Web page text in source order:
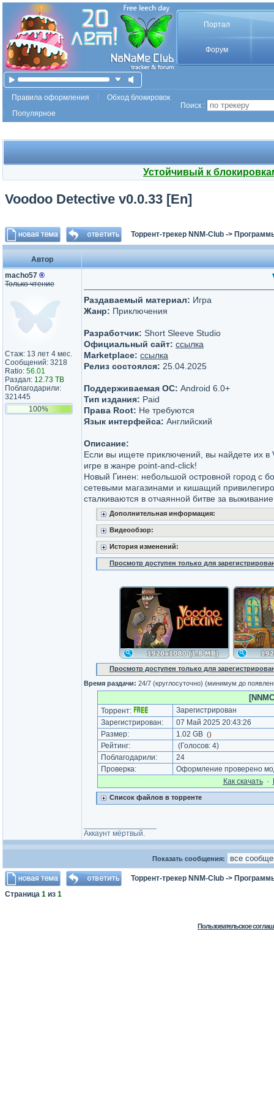
Портал
Форум
Правила оформления
Обход блокировок
Популярное
Поиск :
Устойчивый к
Voodoo Detective v0.0.33 [En]
Торрент-трекер NNM-Club ->
Автор
macho57 ®
Только чтение
Стаж: 13 лет 4 мес.
Сообщений: 3218
Ratio: 56.01
Раздал: 12.73 TB
Поблагодарили:
321445
100%
Раздаваемый материал: Игра
Жанр: Приключения
Разработчик: Short Sleeve Studio
Официальный сайт: ссылка
Marketplace: ссылка
Релиз состоялся: 25.04.2025
Поддерживаемая ОС: Android 6.0+
Тип издания: Paid
Права Root: Не требуются
Язык интерфейса: Английский
Описание:
Если вы ищете приключений, вы найдете их в
игре в жанре point-and-click!
Новый Гинен: небольшой островной город с
сетевыми магазинами и кишащий
сталкиваются в отчаянной битве за
Дополнительная информация:
Видеообзор:
История изменений:
Просмотр доступен только для
Просмотр доступен только для
Время раздачи: 24/7 (круглосуточно) (минимум до
Торрент:
Зарегистрирован
Зарегистрирован:
07 Май 2025 20:43:26
Размер:
1.02 GB ()
Рейтинг: (Голосов: 4)
Поблагодарили:
24
Проверка:
Оформление проверено
Как cкачать·
Список файлов в торренте
Аккаунт мёртвый.
Показать сообщения:
Торрент-трекер NNM-Club ->
Страница 1 из 1
Пользовательское